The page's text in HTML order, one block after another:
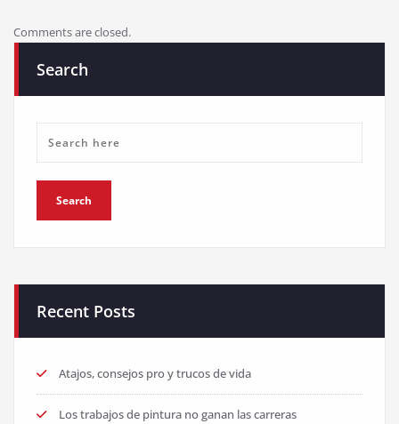
Comments are closed.
Search
Recent Posts
Atajos, consejos pro y trucos de vida
Los trabajos de pintura no ganan las carreras